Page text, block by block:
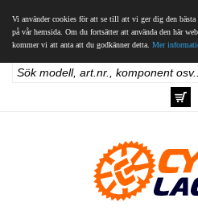
Vi använder cookies för att se till att vi ger dig den bästa
på vår hemsida. Om du fortsätter att använda den här
kommer vi att anta att du godkänner detta. Mer